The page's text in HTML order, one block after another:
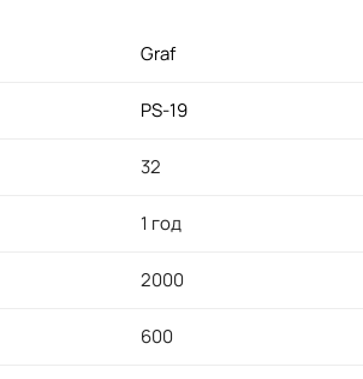
Graf
PS-19
32
1 год
2000
600